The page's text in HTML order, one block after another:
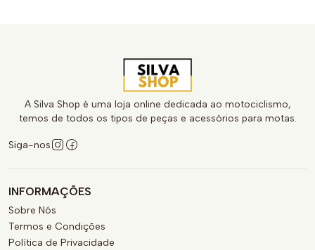
A Silva Shop é uma loja online dedicada ao motociclismo,
temos de todos os tipos de peças e acessórios para motas.
Siga-nos
INFORMAÇÕES
Sobre Nós
Termos e Condições
Política de Privacidade